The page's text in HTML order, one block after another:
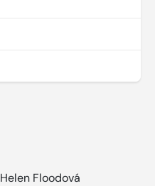
Helen Floodová